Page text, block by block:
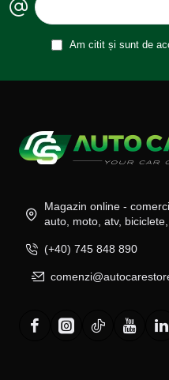
Am citit și sunt de
Magazin online -
auto, moto, atv,
(+40) 745 848 890